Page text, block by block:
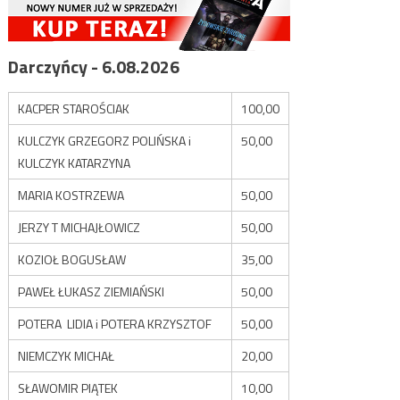
Darczyńcy - 6.08.2026
KACPER STAROŚCIAK
100,00
KULCZYK GRZEGORZ POLIŃSKA i
KULCZYK KATARZYNA
50,00
MARIA KOSTRZEWA
50,00
JERZY T MICHAJŁOWICZ
50,00
KOZIOŁ BOGUSŁAW
35,00
PAWEŁ ŁUKASZ ZIEMIAŃSKI
50,00
POTERA LIDIA i POTERA KRZYSZTOF
50,00
NIEMCZYK MICHAŁ
20,00
SŁAWOMIR PIĄTEK
10,00